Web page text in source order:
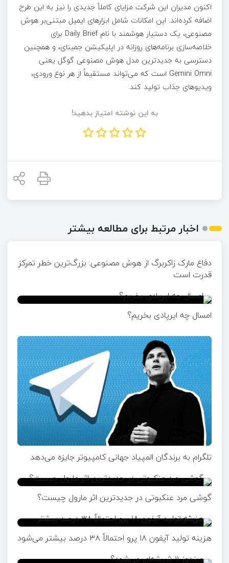
اکنون مدیران این شرکت مزایای کاملاً جدیدی را نیز به این طرح
اضافه کرده‌اند. این امکانات شامل ابزارهای ایمیل مبتنی‌بر هوش
مصنوعی، یک دستیار هوشمند با نام Daily Brief برای
خلاصه‌سازی برنامه‌های روزانه در اپلیکیشن جمینای، و همچنین
دسترسی به جدیدترین مدل هوش مصنوعی گوگل یعنی
Gemini Omni است که می‌تواند مستقیماً از هر نوع ورودی،
ویدیوهای جذاب تولید کند.
به این نوشته امتیاز بدهید!
اخبار مرتبط برای مطالعه بیشتر
دفاع مارک زاکربرگ از هوش مصنوعی: بزرگ‌ترین خطر تمرکز
قدرت است
امسال چه ایرپادی بخریم؟
تلگرام به برندگان المپیاد جهانی کامپیوتر جایزه می‌دهد
گوشی مرد عنکبوتی در جدیدترین اثر مارول چیست؟
هزینه تولید آیفون ۱۸ پرو احتمالاً ۳۸ درصد بیشتر می‌شود